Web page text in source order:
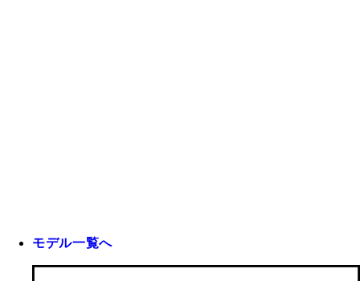
モデル一覧へ